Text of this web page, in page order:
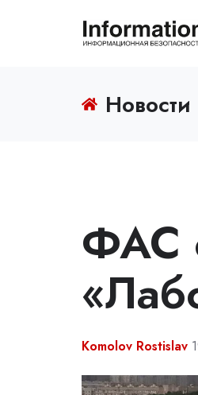
Новости
ФАС
Komolov Rostislav